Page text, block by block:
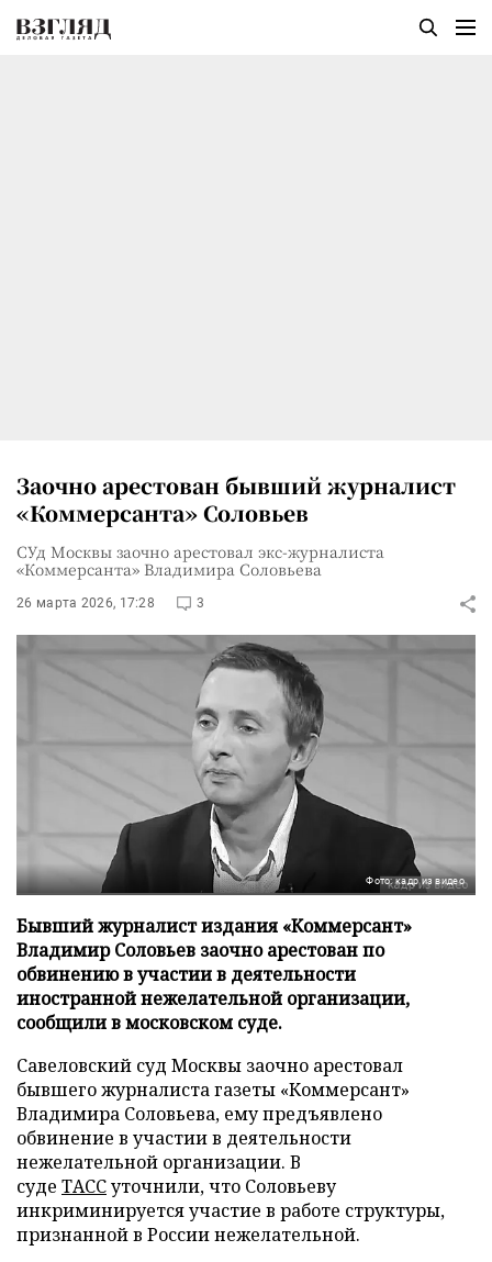
Заочно арестован бывший журналист
«Коммерсанта» Соловьев
СУд Москвы заочно арестовал экс-журналиста
«Коммерсанта» Владимира Соловьева
26 марта 2026, 17:28 3
Фото: кадр из видео
Бывший журналист издания «Коммерсант»
Владимир Соловьев заочно арестован по
обвинению в участии в деятельности
иностранной нежелательной организации,
сообщили в московском суде.
Савеловский суд Москвы заочно арестовал
бывшего журналиста газеты «Коммерсант»
Владимира Соловьева, ему предъявлено
обвинение в участии в деятельности
нежелательной организации. В
суде ТАССуточнили, что Соловьеву
инкриминируется участие в работе структуры,
признанной в России нежелательной.